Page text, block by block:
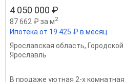
4 050 000 ₽
87 662 ₽ за м2
Ипотека от 19 425 ₽ в месяц
Ярославская область,
Ярославль
В продаже уютная 2-х